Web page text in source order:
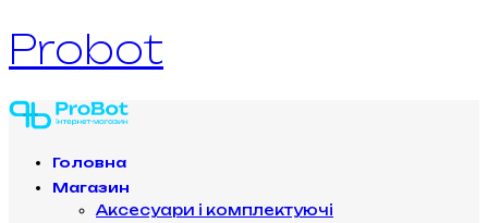
Probot
Головна
Магазин
Аксесуари і комплектуючі